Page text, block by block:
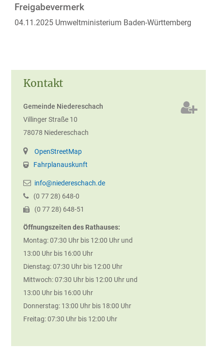
Kontakt
Gemeinde Niedereschach
Villinger Straße 10
78078 Niedereschach
OpenStreetMap
Fahrplanauskunft
info@niedereschach.de
(0 7728) 648-0
(0 7728) 648-51
Öffnungszeiten des Rathauses:
Montag: 07:30 Uhr bis 12:00 Uhr und
13:00 Uhr bis 16:00 Uhr
Dienstag: 07:30 Uhr bis 12:00 Uhr
Mittwoch: 07:30 Uhr bis 12:00 Uhr und
13:00 Uhr bis 16:00 Uhr
Donnerstag: 13:00 Uhr bis 18:00 Uhr
Freitag: 07:30 Uhr bis 12:00 Uhr
Freigabevermerk
04.11.2025 Umweltministerium Baden-Württemberg